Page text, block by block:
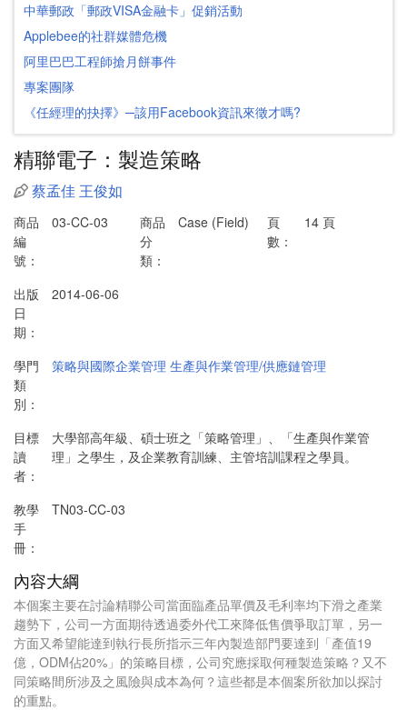
中華郵政「郵政VISA金融卡」促銷活動
Applebee的社群媒體危機
阿里巴巴工程師搶月餅事件
專案團隊
《任經理的抉擇》─該用Facebook資訊來徵才嗎?
精聯電子：製造策略
蔡孟佳 王俊如
商品
編
號：
03-CC-03
商品
分
類：
Case (Field)
頁
數：
14 頁
出版
日
期：
2014-06-06
學門
類
別：
策略與國際企業管理 生產與作業管理/供應鏈管理
目標
讀
者：
大學部高年級、碩士班之「策略管理」、「生產與作業管
理」之學生，及企業教育訓練、主管培訓課程之學員。
教學
手
冊：
TN03-CC-03
內容大綱
本個案主要在討論精聯公司當面臨產品單價及毛利率均下滑之產業
趨勢下，公司一方面期待透過委外代工來降低售價爭取訂單，另一
方面又希望能達到執行長所指示三年內製造部門要達到「產值19
億，ODM佔20%」的策略目標，公司究應採取何種製造策略？又不
同策略間所涉及之風險與成本為何？這些都是本個案所欲加以探討
的重點。